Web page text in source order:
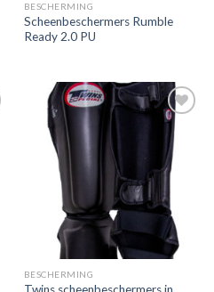
BESCHERMING
Scheenbeschermers Rumble
Ready 2.0 PU
Toevoegen
aan
verlanglijst
BESCHERMING
Twins scheenbeschermers in